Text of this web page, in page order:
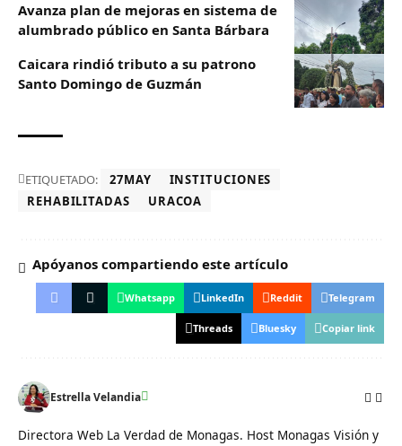
Avanza plan de mejoras en sistema de
alumbrado público en Santa Bárbara
Caicara rindió tributo a su patrono
Santo Domingo de Guzmán
ETIQUETADO: 27MAY
INSTITUCIONES
REHABILITADAS
URACOA
Apóyanos compartiendo este artículo
Whatsapp LinkedIn Reddit Telegram
Threads Bluesky Copiar link
Estrella Velandia
Directora Web La Verdad de Monagas. Host Monagas Visión y